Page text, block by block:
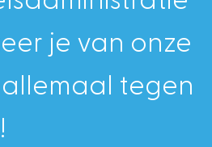
je van onze
tegen